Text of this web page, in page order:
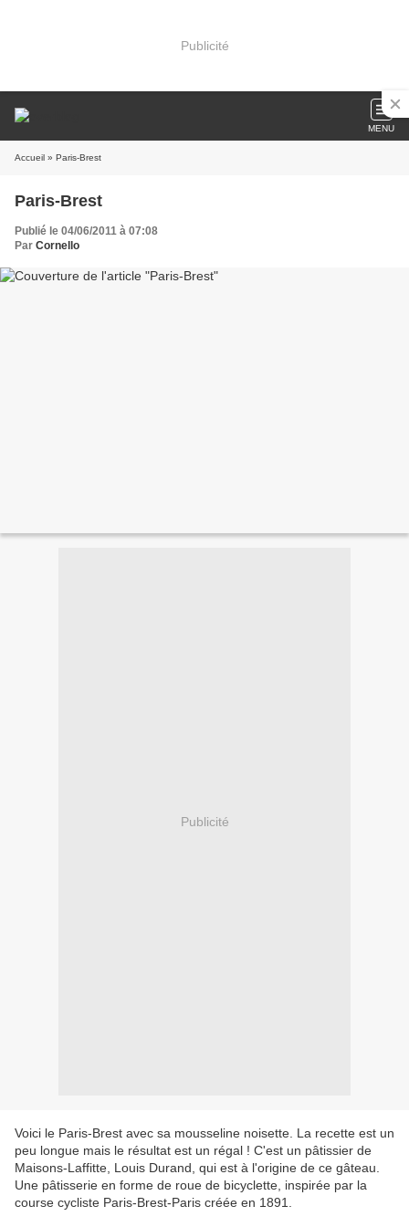
Publicité
MENU
Accueil » Paris-Brest
Paris-Brest
Publié le 04/06/2011 à 07:08
Par Cornello
Publicité
Voici le Paris-Brest avec sa mousseline noisette. La recette est un
peu longue mais le résultat est un régal ! C'est un pâtissier de
Maisons-Laffitte, Louis Durand, qui est à l'origine de ce gâteau.
Une pâtisserie en forme de roue de bicyclette, inspirée par la
course cycliste Paris-Brest-Paris créée en 1891.